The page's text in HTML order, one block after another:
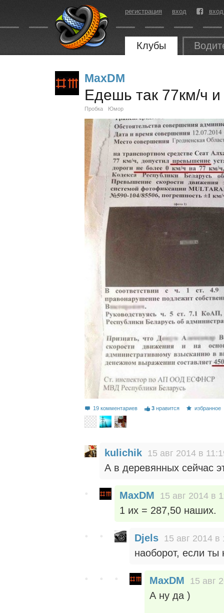
регистрация вход
Клубы
MaxDM
Едешь так 77км/ч и
Пробка Юмор
19 комментариев 3 нравится избранное
kulichik 15 авг 2014 в
А в деревянных сейчас
MaxDM 15 авг 2014 в
1 их = 287,50 наших.
Djels 15 авг 2014 в
наоборот, если ты
MaxDM 15 авг
А ну да )